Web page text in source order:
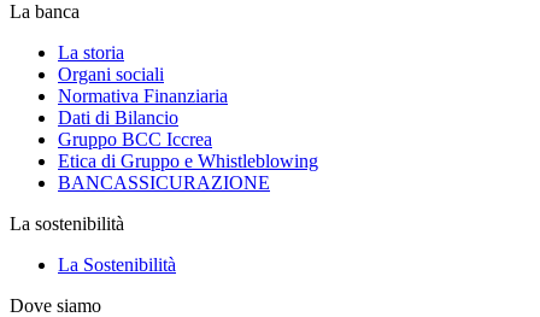
La banca
La storia
Organi sociali
Normativa Finanziaria
Dati di Bilancio
Gruppo BCC Iccrea
Etica di Gruppo e Whistleblowing
BANCASSICURAZIONE
La sostenibilità
La Sostenibilità
Dove siamo